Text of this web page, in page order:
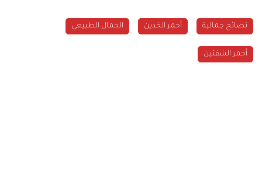
نصائح جمالية أحمر الخدين الجمال الطبيعي
أحمر الشفتين